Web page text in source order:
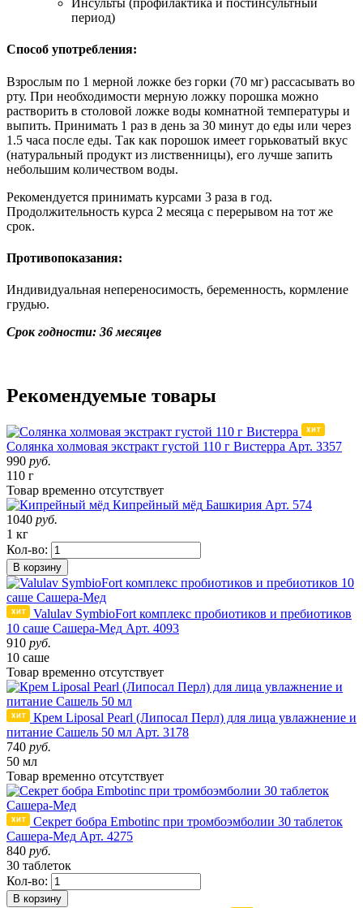
Инсульты (профилактика и постинсультный
период)
Способ употребления:
Взрослым по 1 мерной ложке без горки (70 мг) рассасывать во
рту. При необходимости мерную ложку порошка можно
растворить в столовой ложке воды комнатной температуры и
выпить. Принимать 1 раз в день за 30 минут до еды или через
1.5 часа после еды. Так как порошок имеет горьковатый вкус
(натуральный продукт из лиственницы), его лучше запить
небольшим количеством воды.
Рекомендуется принимать курсами 3 раза в год.
Продолжительность курса 2 месяца с перерывом на тот же
срок.
Противопоказания:
Индивидуальная непереносимость, беременность, кормление
грудью.
Срок годности: 36 месяцев
Рекомендуемые товары
Солянка холмовая экстракт густой 110 г Вистерра Арт. 3357
990 руб.
110 г
Товар временно отсутствует
Кипрейный мёд Башкирия Арт. 574
1040 руб.
1 кг
Кол-во:
В корзину
Valulav SymbioFort комплекс пробиотиков и пребиотиков
10 саше Сашера-Мед Арт. 4093
910 руб.
10 саше
Товар временно отсутствует
Крем Liposal Pearl (Липосал Перл) для лица увлажнение и
питание Сашель 50 мл Арт. 3178
740 руб.
50 мл
Товар временно отсутствует
Секрет бобра Embotinc при тромбоэмболии 30 таблеток
Сашера-Мед Арт. 4275
840 руб.
30 таблеток
Кол-во:
В корзину